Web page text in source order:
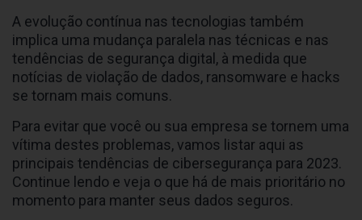
A evolução contínua nas tecnologias também
implica uma mudança paralela nas técnicas e nas
tendências de segurança digital, à medida que
notícias de violação de dados, ransomware e hacks
se tornam mais comuns.
Para evitar que você ou sua empresa se tornem uma
vítima destes problemas, vamos listar aqui as
principais tendências de cibersegurança para 2023.
Continue lendo e veja o que há de mais prioritário no
momento para manter seus dados seguros.